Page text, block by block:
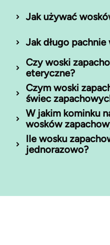
Jak używać
Jak długo
Czy woski
eteryczne?
Czym woski
świec
W jakim kominku
wosków
Ile wosku
jednorazowo?